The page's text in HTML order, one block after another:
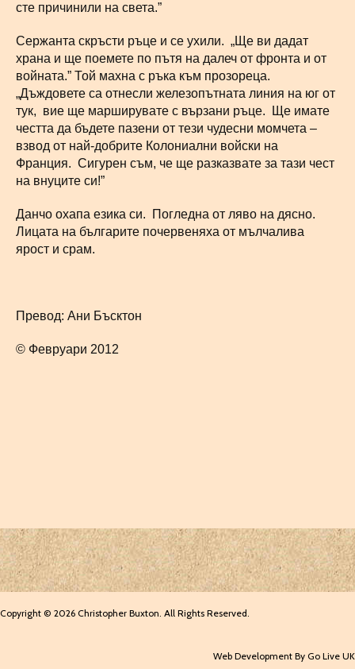
сте причинили на света.”
Сержанта скръсти ръце и се ухили. „Ще ви дадат
храна и ще поемете по пътя на далеч от фронта и от
войната.” Той махна с ръка към прозореца.
„Дъждовете са отнесли железопътната линия на юг от
тук, вие ще марширувате с вързани ръце. Ще имате
честта да бъдете пазени от тези чудесни момчета –
взвод от най-добрите Колониални войски на
Франция. Сигурен съм, че ще разказвате за тази чест
на внуците си!”
Данчо охапа езика си. Погледна от ляво на дясно.
Лицата на българите почервеняха от мълчалива
ярост и срам.
Превод: Ани Бъсктон
© Февруари 2012
Copyright © 2026 Christopher Buxton. All Rights Reserved.
Web Development By Go Live UK